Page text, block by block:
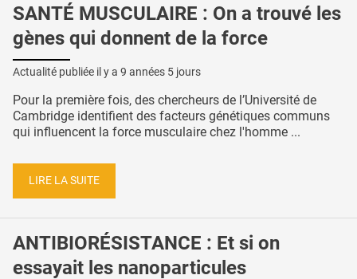
SANTÉ MUSCULAIRE : On a trouvé les
gènes qui donnent de la force
Actualité publiée il y a 9 années 5 jours
Pour la première fois, des chercheurs de l’Université de
Cambridge identifient des facteurs génétiques communs
qui influencent la force musculaire chez l'homme ...
LIRE LA SUITE
ANTIBIORÉSISTANCE : Et si on
essayait les nanoparticules